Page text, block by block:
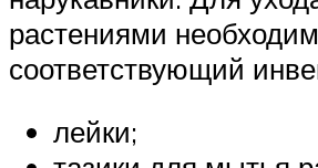
растениями необходим
соответствующий
лейки;